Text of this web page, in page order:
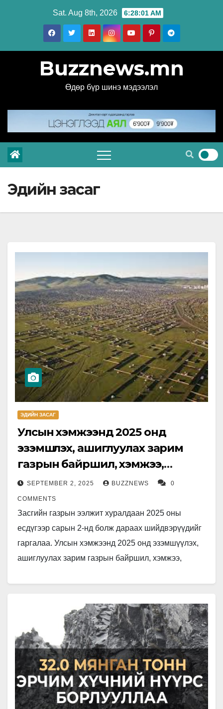
Sat. Aug 8th, 2026 6:28:02 AM
Buzznews.mn
Өдөр бүр шинэ мэдээлэл
Эдийн засаг
ЭДИЙН ЗАСАГ
Улсын хэмжээнд 2025 онд
эзэмшүүлэх, ашиглуулах зарим
газрын байршил, хэмжээ,
зориулалтыг баталлаа
SEPTEMBER 2, 2025 BUZZNEWS 0
COMMENTS
Засгийн газрын ээлжит хуралдаан 2025 оны
есдүгээр сарын 2-нд болж дараах шийдвэрүүдийг
гаргалаа. Улсын хэмжээнд 2025 онд эзэмшүүлэх,
ашиглуулах зарим газрын байршил, хэмжээ,